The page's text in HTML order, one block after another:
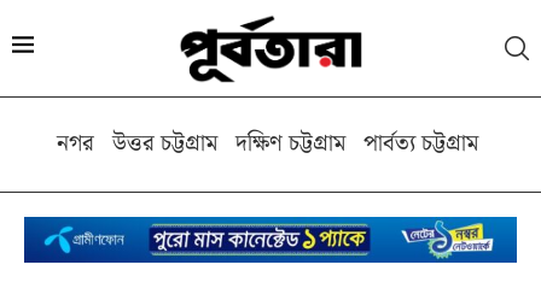
নগর উত্তর চট্টগ্রাম দক্ষিণ চট্টগ্রাম পার্বত্য চট্টগ্রাম